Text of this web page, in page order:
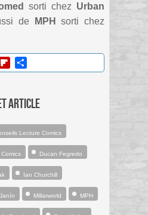
sorti chez Urban
de MPH
sorti chez
Flipboard
article
Lecture Comics
Comics Ducan Fegredo
Ian Churchill
Millarworld MPH